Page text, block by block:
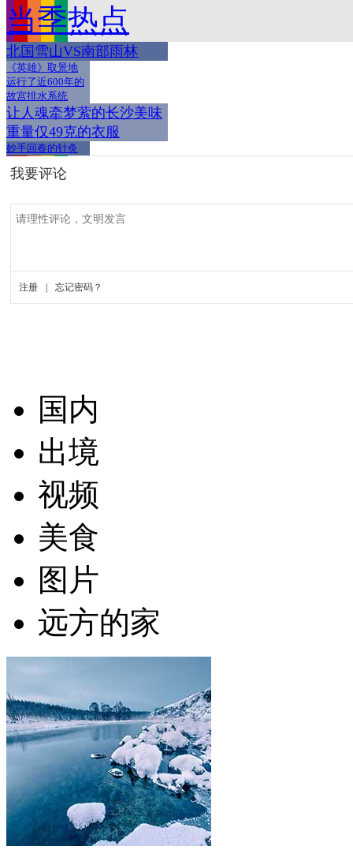
当季热点
北国雪山VS南部雨林
《英雄》取景地
运行了近600年的
故宫排水系统
让人魂牵梦萦的长沙美味
重量仅49克的衣服
妙手回春的针灸
国内
出境
视频
美食
图片
远方的家